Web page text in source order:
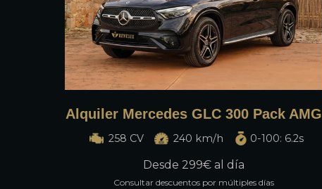
Alquiler Mercedes GLC 300 Pack AMG
258 CV 240 km/h 0-100: 6.2s
Desde 299€ al día
Consultar descuentos por múltiples días